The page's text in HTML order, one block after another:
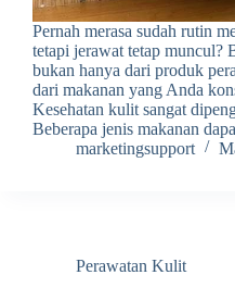
Pernah merasa sudah rutin
tetapi jerawat tetap muncul?
bukan hanya dari produk
dari makanan yang Anda
Kesehatan kulit sangat
Beberapa jenis makanan
marketingsupport
Perawatan Kulit